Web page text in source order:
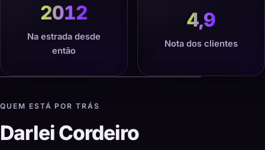
2012
Na estrada desde
então
4,9
Nota dos clientes
QUEM ESTÁ POR TRÁS
Darlei Cordeiro